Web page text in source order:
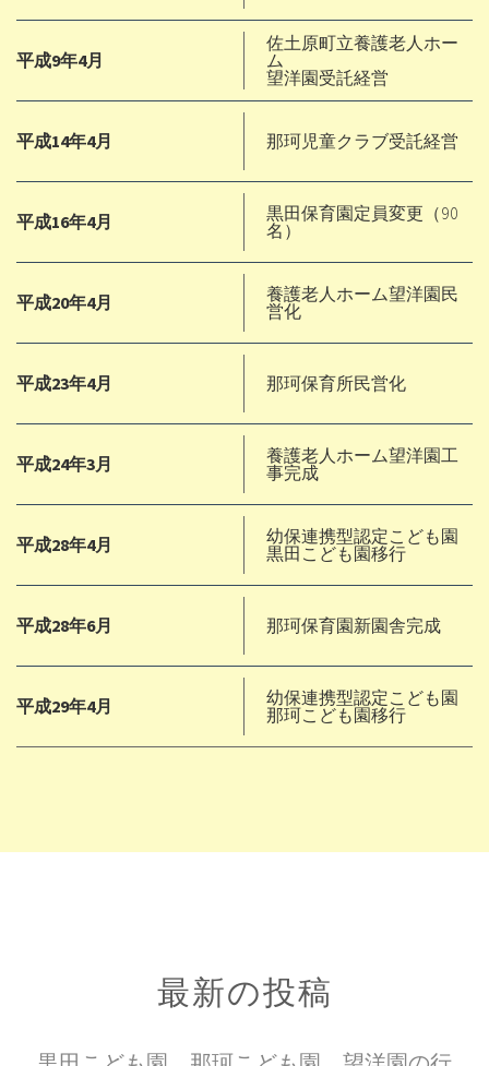
平成9年4月
佐土原町立養護老人ホー
ム
望洋園受託経営
平成14年4月 那珂児童クラブ受託経営
平成16年4月
黒田保育園定員変更（90
名）
平成20年4月
養護老人ホーム望洋園民
営化
平成23年4月 那珂保育所民営化
平成24年3月
養護老人ホーム望洋園工
事完成
平成28年4月
幼保連携型認定こども園
黒田こども園移行
平成28年6月 那珂保育園新園舎完成
平成29年4月
幼保連携型認定こども園
那珂こども園移行
最新の投稿